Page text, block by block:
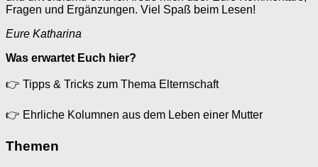
Fragen und Ergänzungen. Viel Spaß beim Lesen!
Eure Katharina
Was erwartet Euch hier?
👉 Tipps & Tricks zum Thema Elternschaft
👉 Ehrliche Kolumnen aus dem Leben einer Mutter
Themen